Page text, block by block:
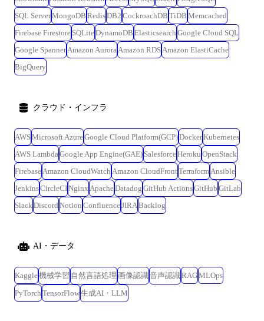
SQL ServerMongoDB RedisDB2 CockroachDB TiDB Memcached
Firebase Firestore SQLiteDynamoDB Elasticsearch Google Cloud SQL
Google Spanner Amazon Aurora Amazon RDS Amazon ElastiCache
BigQuery
クラウド・インフラ
AWSMicrosoft AzureGoogle Cloud Platform(GCP)DockerKubernetes
AWS Lambda Google App Engine(GAE) SalesforceHeroku OpenStack
Firebase Amazon CloudWatch Amazon CloudFrontTerraform Ansible
JenkinsCircleCINginx ApacheDatadog GitHub ActionsGitHub GitLab
Slack Discord Notion ConfluenceJIRA Backlog
AI・データ
Kaggle機械学習 自然言語処理 画像認識 音声認識 RAGMLOps
PyTorch TensorFlow生成AI・LLM